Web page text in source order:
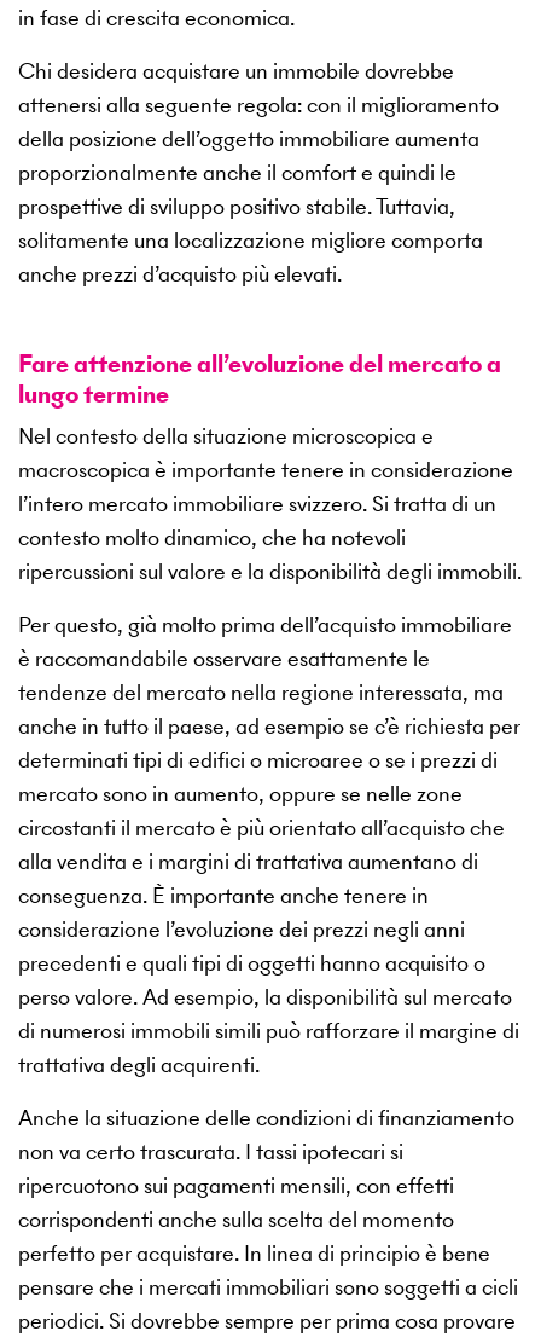
in fase di crescita economica.
Chi desidera acquistare un immobile dovrebbe
attenersi alla seguente regola: con il miglioramento
della posizione dell’oggetto immobiliare aumenta
proporzionalmente anche il comfort e quindi le
prospettive di sviluppo positivo stabile. Tuttavia,
solitamente una localizzazione migliore comporta
anche prezzi d’acquisto più elevati.
Fare attenzione all’evoluzione del mercato a
lungo termine
Nel contesto della situazione microscopica e
macroscopica è importante tenere in considerazione
l’intero mercato immobiliare svizzero. Si tratta di un
contesto molto dinamico, che ha notevoli
ripercussioni sul valore e la disponibilità degli immobili.
Per questo, già molto prima dell’acquisto immobiliare
è raccomandabile osservare esattamente le
tendenze del mercato nella regione interessata, ma
anche in tutto il paese, ad esempio se c’è richiesta per
determinati tipi di edifici o microaree o se i prezzi di
mercato sono in aumento, oppure se nelle zone
circostanti il mercato è più orientato all’acquisto che
alla vendita e i margini di trattativa aumentano di
conseguenza. È importante anche tenere in
considerazione l’evoluzione dei prezzi negli anni
precedenti e quali tipi di oggetti hanno acquisito o
perso valore. Ad esempio, la disponibilità sul mercato
di numerosi immobili simili può rafforzare il margine di
trattativa degli acquirenti.
Anche la situazione delle condizioni di finanziamento
non va certo trascurata. I tassi ipotecari si
ripercuotono sui pagamenti mensili, con effetti
corrispondenti anche sulla scelta del momento
perfetto per acquistare. In linea di principio è bene
pensare che i mercati immobiliari sono soggetti a cicli
periodici. Si dovrebbe sempre per prima cosa provare